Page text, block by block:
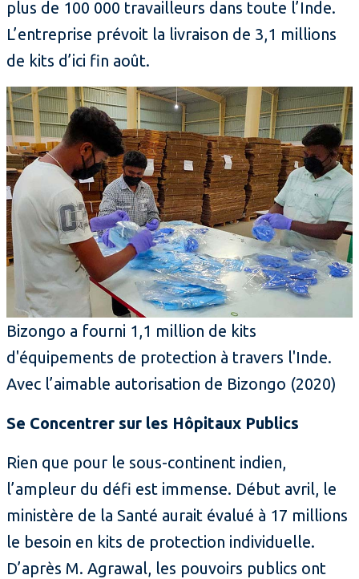
plus de 100 000 travailleurs dans toute l’Inde.
L’entreprise prévoit la livraison de 3,1 millions
de kits d’ici fin août.
Bizongo a fourni 1,1 million de kits
d'équipements de protection à travers l'Inde.
Avec l’aimable autorisation de Bizongo (2020)
Se Concentrer sur les Hôpitaux Publics
Rien que pour le sous-continent indien,
l’ampleur du défi est immense. Début avril, le
ministère de la Santé aurait évalué à 17 millions
le besoin en kits de protection individuelle.
D’après M. Agrawal, les pouvoirs publics ont